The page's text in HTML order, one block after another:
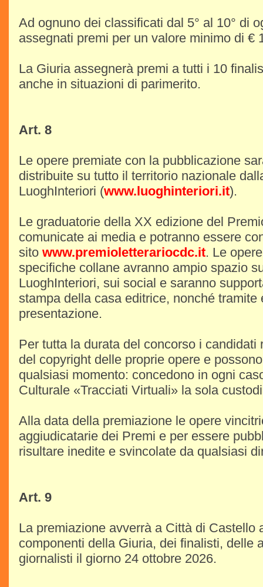
Ad ognuno dei classificati dal 5° al 10° di
assegnati premi per un valore minimo di €
La Giuria assegnerà premi a tutti i 10
anche in situazioni di parimerito.
Art. 8
Le opere premiate con la pubblicazione
distribuite su tutto il territorio nazionale
LuoghInteriori (www.luoghinteriori.it).
Le graduatorie della XX edizione del
comunicate ai media e potranno essere
sito www.premioletterariocdc.it. Le
specifiche collane avranno ampio spazio
LuoghInteriori, sui social e saranno
stampa della casa editrice, nonché tramite
presentazione.
Per tutta la durata del concorso i candidati
del copyright delle proprie opere e
qualsiasi momento: concedono in ogni
Culturale «Tracciati Virtuali» la sola
Alla data della premiazione le opere
aggiudicatarie dei Premi e per essere
risultare inedite e svincolate da qualsiasi
Art. 9
La premiazione avverrà a Città di Castello
componenti della Giuria, dei finalisti, delle
giornalisti il giorno 24 ottobre 2026.